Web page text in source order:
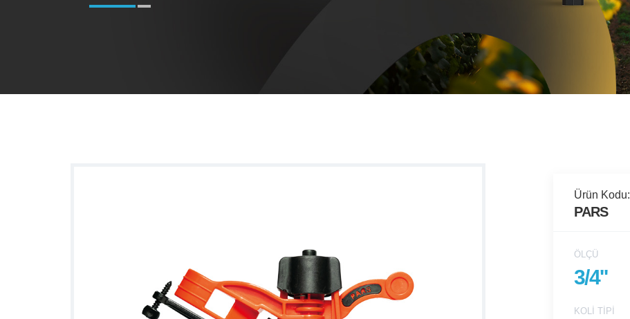
Ürün Kodu:
PARS
ÖLÇÜ
3/4''
KOLI TIPI